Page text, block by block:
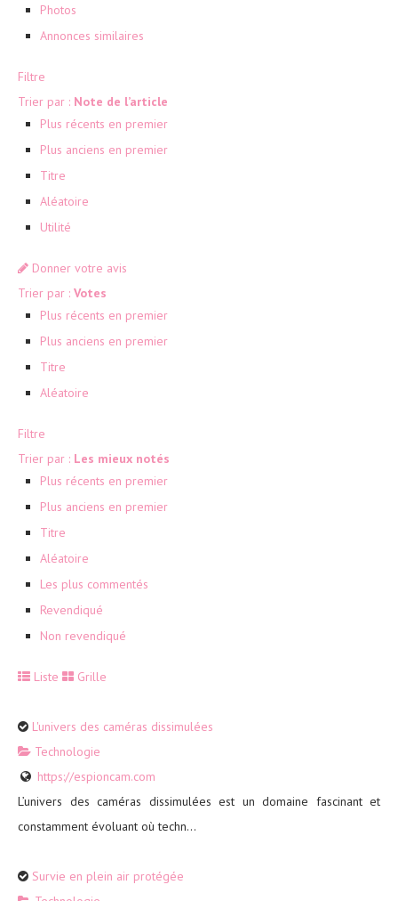
Photos
Annonces similaires
Filtre
Trier par : Note de l’article
Plus récents en premier
Plus anciens en premier
Titre
Aléatoire
Utilité
Donner votre avis
Trier par : Votes
Plus récents en premier
Plus anciens en premier
Titre
Aléatoire
Filtre
Trier par : Les mieux notés
Plus récents en premier
Plus anciens en premier
Titre
Aléatoire
Les plus commentés
Revendiqué
Non revendiqué
Liste Grille
L'univers des caméras dissimulées
Technologie
https://espioncam.com
L’univers des caméras dissimulées est un domaine fascinant et
constamment évoluant où techn...
Survie en plein air protégée